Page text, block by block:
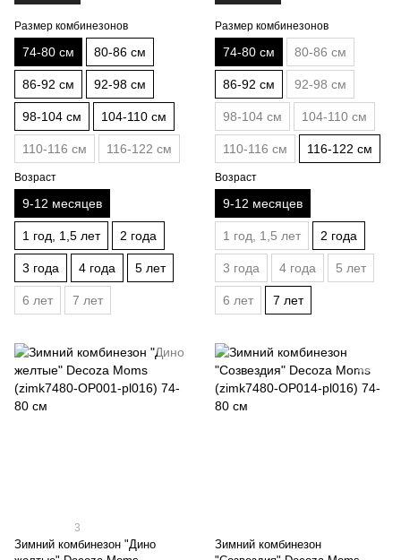
Размер комбинезонов
74-80 см 80-86 см
86-92 см 92-98 см
98-104 см 104-110 см
110-116 см 116-122 см
Возраст
9-12 месяцев
1 год, 1,5 лет 2 года
3 года 4 года 5 лет
6 лет 7 лет
Размер комбинезонов
74-80 см 80-86 см
86-92 см 92-98 см
98-104 см 104-110 см
110-116 см 116-122 см
Возраст
9-12 месяцев
1 год, 1,5 лет 2 года
3 года 4 года 5 лет
6 лет 7 лет
3
Зимний комбинезон "Дино
Зимний комбинезон